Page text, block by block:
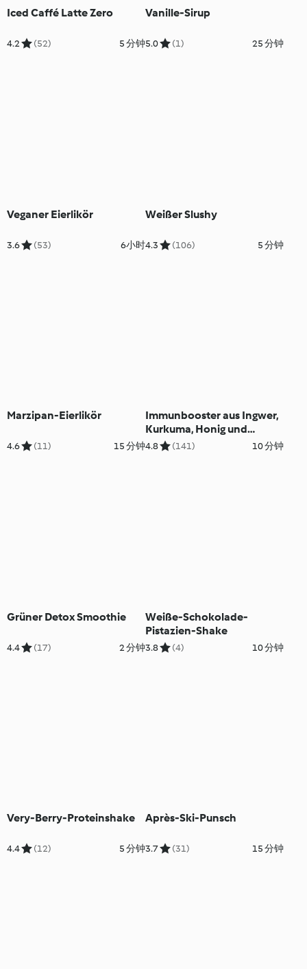
Iced Caffé Latte Zero
4.2 (52) 5 分钟
Vanille-Sirup
5.0 (1) 25 分钟
Veganer Eierlikör
3.6 (53) 6小时
Weißer Slushy
4.3 (106) 5 分钟
Marzipan-Eierlikör
4.6 (11) 15 分钟
Immunbooster aus Ingwer,
Kurkuma, Honig und
Zitrone
4.8 (141) 10 分钟
Grüner Detox Smoothie
4.4 (17) 2 分钟
Weiße-Schokolade-
Pistazien-Shake
3.8 (4) 10 分钟
Very-Berry-Proteinshake
4.4 (12) 5 分钟
Après-Ski-Punsch
3.7 (31) 15 分钟